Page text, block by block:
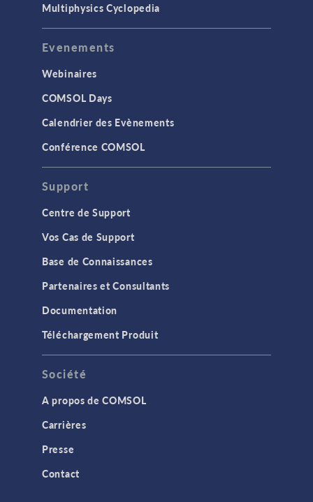
Multiphysics Cyclopedia
Evenements
Webinaires
COMSOL Days
Calendrier des Evènements
Conférence COMSOL
Support
Centre de Support
Vos Cas de Support
Base de Connaissances
Partenaires et Consultants
Documentation
Téléchargement Produit
Société
A propos de COMSOL
Carrières
Presse
Contact